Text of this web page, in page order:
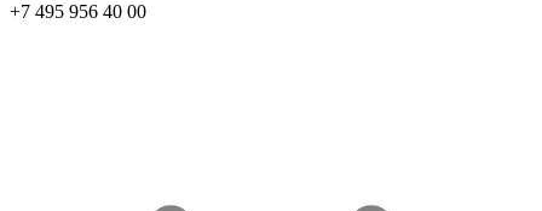
+7 495 956 40 00